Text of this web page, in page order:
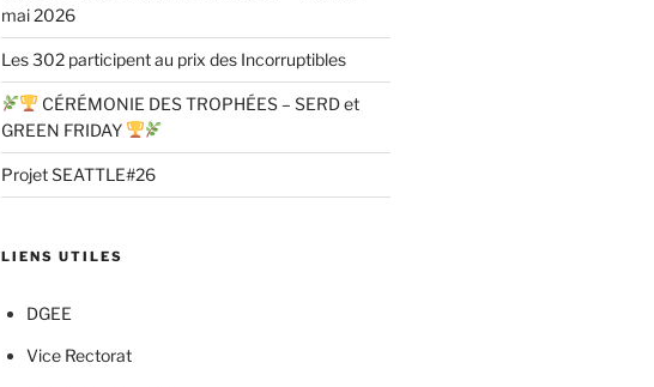
mai 2026
Les 302 participent au prix des Incorruptibles
CÉRÉMONIE DES TROPHÉES – SERD et
GREEN FRIDAY
Projet SEATTLE#26
LIENS UTILES
DGEE
Vice Rectorat